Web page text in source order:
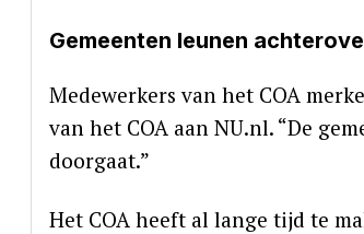
Gemeenten leunen
Medewerkers van het COA
van het COA aan NU.nl. “De
doorgaat.”
Het COA heeft al lange tijd te